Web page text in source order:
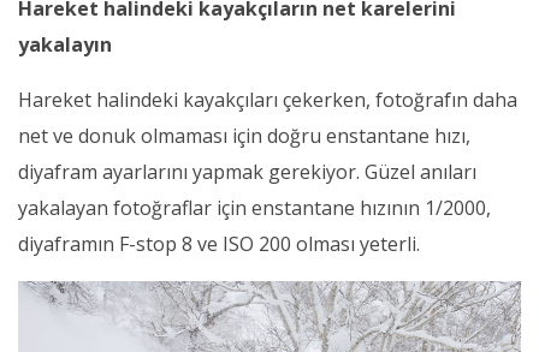
Hareket halindeki kayakçıların net karelerini
yakalayın
Hareket halindeki kayakçıları çekerken, fotoğrafın daha
net ve donuk olmaması için doğru enstantane hızı,
diyafram ayarlarını yapmak gerekiyor. Güzel anıları
yakalayan fotoğraflar için enstantane hızının 1/2000,
diyaframın F-stop 8 ve ISO 200 olması yeterli.